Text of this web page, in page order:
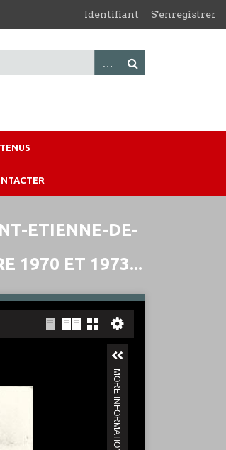
Identifiant S'enregistrer
ETIENNE-DE-
1970 ET 1973...